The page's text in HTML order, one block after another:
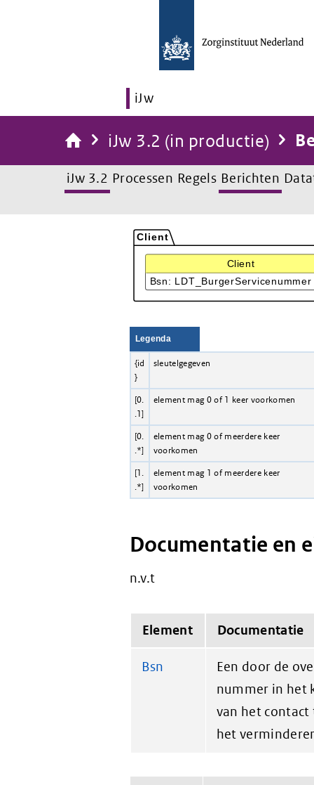
iJw
iJw 3.2 (in productie)
iJw 3.2 Processen Regels Berichten
Legenda
{id
}
sleutelgegeven
[0.
.1]
element mag 0 of 1 keer voorkomen
[0.
.*]
element mag 0 of meerdere keer
voorkomen
[1.
.*]
element mag 1 of meerdere keer
voorkomen
Documentatie en
n.v.t
Element Documentatie
Bsn
Een door de
nummer in het
van het contact
het